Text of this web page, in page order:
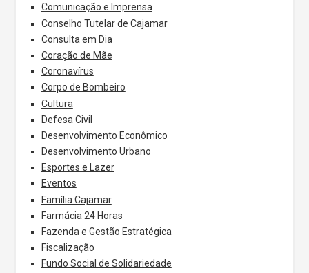
Comunicação e Imprensa
Conselho Tutelar de Cajamar
Consulta em Dia
Coração de Mãe
Coronavírus
Corpo de Bombeiro
Cultura
Defesa Civil
Desenvolvimento Econômico
Desenvolvimento Urbano
Esportes e Lazer
Eventos
Família Cajamar
Farmácia 24 Horas
Fazenda e Gestão Estratégica
Fiscalização
Fundo Social de Solidariedade